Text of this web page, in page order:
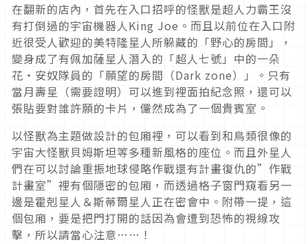
在翻新的店內，首先在入口招呼的怪獸是超人力霸王沒
有打倒過的宇宙機器人King Joe。而且以前位在入口附
近很受人歡迎的美特隆星人所躲藏的「野心的房間」，
變身成了有佩加薩星人潛入的「超人七號」中的一朵
花・安奴隊員的「願望的房間（Dark zone）」。只有
當月壽星（需要證明）可以進到裡面拍紀念照，還可以
張貼要對誰許願的卡片，儼然成為了一個貴賓室。
以怪獸為主題做設計的包廂裡，可以看到和鳥類很像的
宇宙大怪獸貝姆斯坦等多種新風格的座位。而且外星人
們在可以討論重振地球侵略作戰還有計畫復仇的”作戰
計畫室”裡有個隱密的包廂，而透過格子窗門窺看另一
邊是霍剋星人＆斯蒂爾星人正在密會中。附帶一提，這
個包廂，要是把門打開的話因為會遭到恐怖的視線攻
擊，所以請當心注意……！